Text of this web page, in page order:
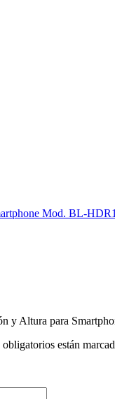
Mod. BL-
y Altura para
están